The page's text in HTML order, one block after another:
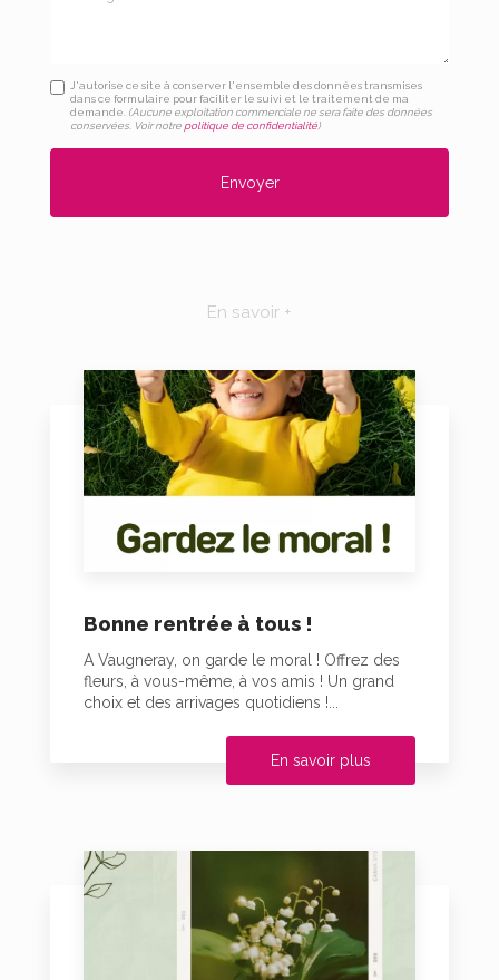
J'autorise ce site à conserver l'ensemble des données transmises
dans ce formulaire pour faciliter le suivi et le traitement de ma
demande. (Aucune exploitation commerciale ne sera faite des données
conservées. Voir notre politique de confidentialité)
En savoir +
Bonne rentrée à tous !
A Vaugneray, on garde le moral ! Offrez des
fleurs, à vous-même, à vos amis ! Un grand
choix et des arrivages quotidiens !...
En savoir plus